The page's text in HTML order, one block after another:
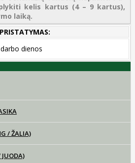
plykiti kelis kartus (4 – 9 kartus),
laiką.
PRISTATYMAS:
dienos
/ ŽALIA)
JUODA)